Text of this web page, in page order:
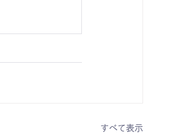
すべて表示